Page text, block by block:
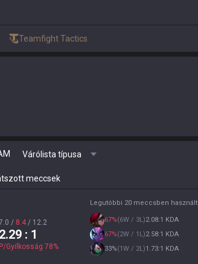
Teamfight Tactics
Várólista típusa
meccsek
/ 8.4/ 12.2
2.29 : 1
P/Gyilkosság 78%
Legutóbbi 20 meccsben
67%(6W / 3L)2.08:1 KDA
67%(2W / 1L)2.58:1 KDA
33%(1W / 2L)1.73:1 KDA